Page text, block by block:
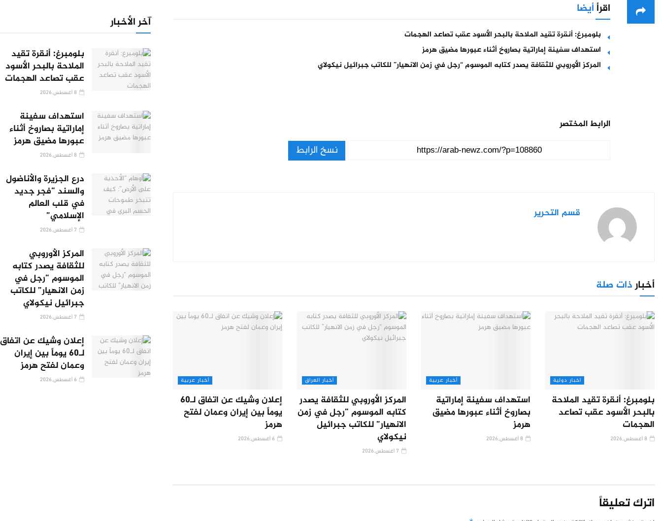
اقرأأيضا
بلومبرغ: أنقرة تقيد الملاحة بالبحر الأسود عقب تصاعد الهجمات
استهداف سفينة إماراتية بصاروخ أثناء عبورها مضيق هرمز
المركز الأوروبي للثقافة يصدر كتابه الموسوم “رجل في زمن الانهيار” للكاتب جبرائيل نيكولاي
الرابط المختصر
نسخ الرابط
قسم التحرير
أخبارذات صلة
اخبار دولية
بلومبرغ: أنقرة تقيد الملاحة
بالبحر الأسود عقب تصاعد
الهجمات
أخبار عربية
استهداف سفينة إماراتية
بصاروخ أثناء عبورها مضيق
هرمز
أخبار العراق
المركز الأوروبي للثقافة يصدر
كتابه الموسوم “رجل في زمن
الانهيار” للكاتب جبرائيل
نيكولاي
أخبار عربية
إعلان وشيك عن اتفاق لـ60
يوماً بين إيران وعمان لفتح
هرمز
اترك تعليقاً
آخر الأخبار
بلومبرغ: أنقرة تقيد
الملاحة بالبحر الأسود
عقب تصاعد الهجمات
استهداف سفينة
إماراتية بصاروخ أثناء
عبورها مضيق هرمز
درع الجزيرة والأناضول
والسند “فجر جديد
في قلب العالم
الإسلامي”
المركز الأوروبي
للثقافة يصدر كتابه
الموسوم “رجل في
زمن الانهيار” للكاتب
جبرائيل نيكولاي
إعلان وشيك عن اتفاق
لـ60 يوماً بين إيران
وعمان لفتح هرمز